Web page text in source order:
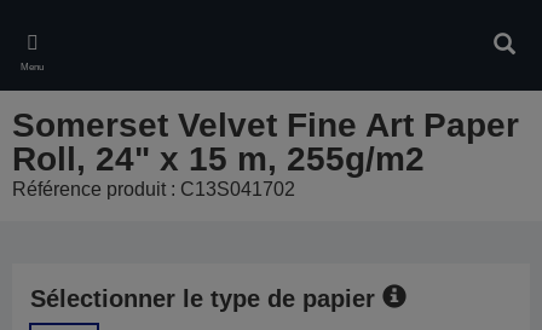
main
content
Menu
Somerset Velvet Fine Art Paper
Roll, 24" x 15 m, 255g/m2
Référence produit : C13S041702
Sélectionner le type de papier